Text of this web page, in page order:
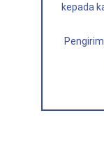
kepada